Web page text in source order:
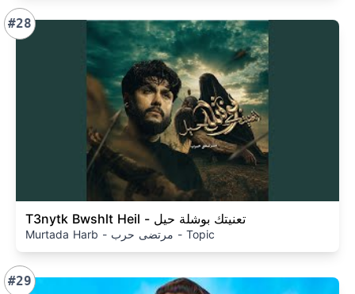
#28
T3nytk Bwshlt Heil - تعنيتك بوشلة حيل
Murtada Harb - مرتضى حرب - Topic
#29